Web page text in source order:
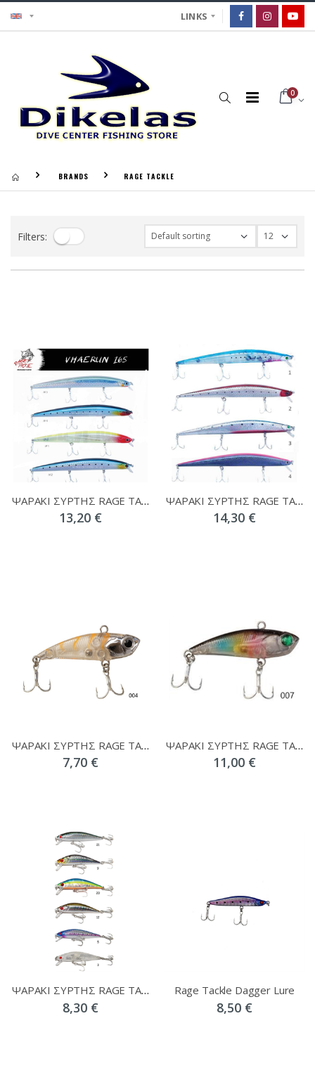
LINKS
0
BRANDS RAGE TACKLE
Filters:
ΨΑΡΑΚΙ ΣΥΡΤΗΣ RAGE TACKLE VHAERUN 165mm/25gr
13,20 €
ΨΑΡΑΚΙ ΣΥΡΤΗΣ RAGE TACKLE ULTRA MINNOW 175
14,30 €
ΨΑΡΑΚΙ ΣΥΡΤΗΣ RAGE TACKLE PLUGER BONITA MINI
7,70 €
ΨΑΡΑΚΙ ΣΥΡΤΗΣ RAGE TACKLE PLUGER BONITA 125mm
11,00 €
ΨΑΡΑΚΙ ΣΥΡΤΗΣ RAGE TACKLE CHOPPER 70
8,30 €
Rage Tackle Dagger Lure
8,50 €